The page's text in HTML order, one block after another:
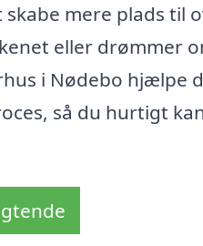
mere plads til
eller drømmer
i Nødebo hjælpe
så du hurtigt